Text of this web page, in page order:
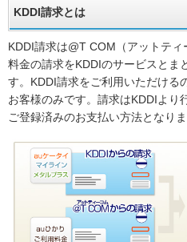
KDDI請求とは
KDDI請求は@T COM（アットテ
料金の請求をKDDIのサービスとま
す。KDDI請求をご利用いただける
お客様のみです。請求はKDDIより
ご登録済みのお支払い方法となりま